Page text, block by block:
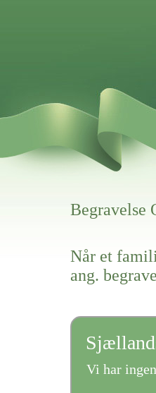
Begravelse
Når et
ang.
Vi har